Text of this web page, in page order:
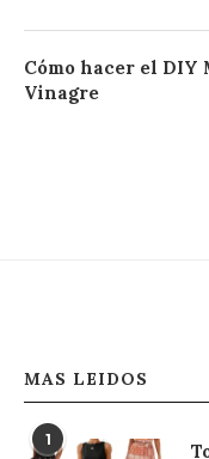
Cómo hacer el DIY
Vinagre
MAS LEIDOS
1